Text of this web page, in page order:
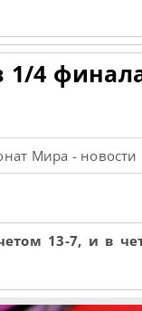
1/4
Мира - новости
13-7, и в